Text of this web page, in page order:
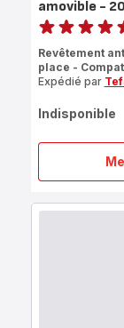
amovible -
Note
Revêtement
place -
Expédié par
Indisponible